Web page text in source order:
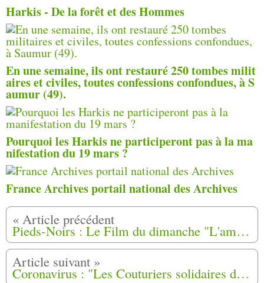
Harkis - De la forêt et des Hommes
En une semaine, ils ont restauré 250 tombes milit
aires et civiles, toutes confessions confondues, à S
aumur (49).
Pourquoi les Harkis ne participeront pas à la ma
nifestation du 19 mars ?
France Archives portail national des Archives
Pieds-Noirs : Le Film du dimanche "L'amère patrie le retour des Français d'Algérie"
Coronavirus : "Les Couturiers solidaires du Sud" lancent des masques en tissu faits à la main